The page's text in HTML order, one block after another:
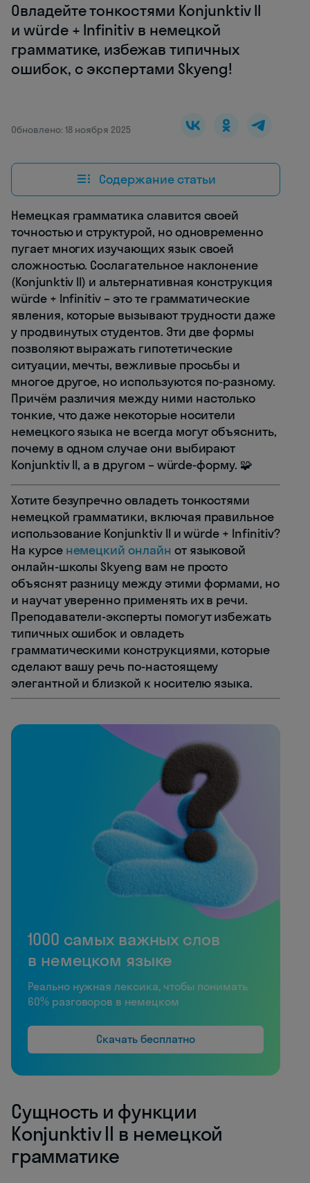
Овладейте тонкостями Konjunktiv II
и würde + Infinitiv в немецкой
грамматике, избежав типичных
ошибок, с экспертами Skyeng!
Обновлено: 18 ноября 2025
Содержание статьи
Немецкая грамматика славится своей
точностью и структурой, но одновременно
пугает многих изучающих язык своей
сложностью. Сослагательное наклонение
(Konjunktiv II) и альтернативная конструкция
würde + Infinitiv – это те грамматические
явления, которые вызывают трудности даже
у продвинутых студентов. Эти две формы
позволяют выражать гипотетические
ситуации, мечты, вежливые просьбы и
многое другое, но используются по-разному.
Причём различия между ними настолько
тонкие, что даже некоторые носители
немецкого языка не всегда могут объяснить,
почему в одном случае они выбирают
Konjunktiv II, а в другом – würde-форму. 🧩
Хотите безупречно овладеть тонкостями
немецкой грамматики, включая правильное
использование Konjunktiv II и würde + Infinitiv?
На курсе немецкий онлайн от языковой
онлайн-школы Skyeng вам не просто
объяснят разницу между этими формами, но
и научат уверенно применять их в речи.
Преподаватели-эксперты помогут избежать
типичных ошибок и овладеть
грамматическими конструкциями, которые
сделают вашу речь по-настоящему
элегантной и близкой к носителю языка.
1000 самых важных слов
в немецком языке
Реально нужная лексика, чтобы понимать
60% разговоров в немецком
Скачать бесплатно
Сущность и функции
Konjunktiv II в немецкой
грамматике